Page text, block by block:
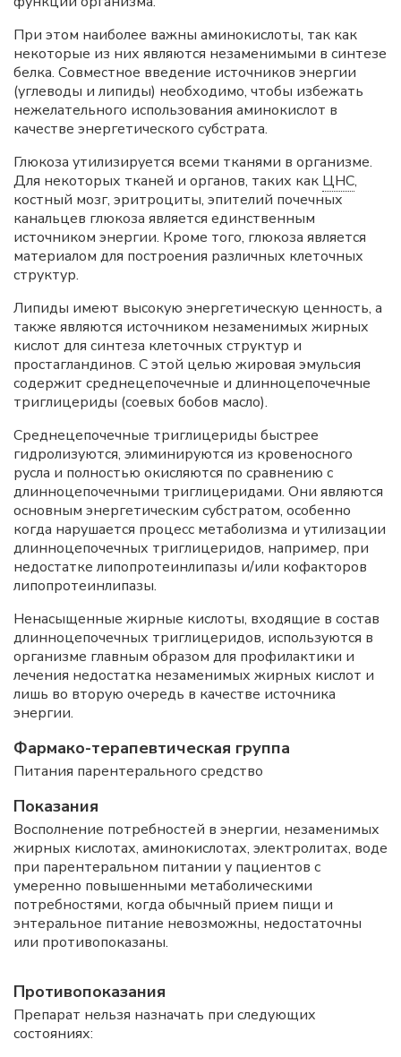
При этом наиболее важны аминокислоты, так как
некоторые из них являются незаменимыми в синтезе
белка. Совместное введение источников энергии
(углеводы и липиды) необходимо, чтобы избежать
нежелательного использования аминокислот в
качестве энергетического субстрата.
Глюкоза утилизируется всеми тканями в организме.
Для некоторых тканей и органов, таких как ЦНС,
костный мозг, эритроциты, эпителий почечных
канальцев глюкоза является единственным
источником энергии. Кроме того, глюкоза является
материалом для построения различных клеточных
структур.
Липиды имеют высокую энергетическую ценность, а
также являются источником незаменимых жирных
кислот для синтеза клеточных структур и
простагландинов. С этой целью жировая эмульсия
содержит среднецепочечные и длинноцепочечные
триглицериды (соевых бобов масло).
Среднецепочечные триглицериды быстрее
гидролизуются, элиминируются из кровеносного
русла и полностью окисляются по сравнению с
длинноцепочечными триглицеридами. Они являются
основным энергетическим субстратом, особенно
когда нарушается процесс метаболизма и утилизации
длинноцепочечных триглицеридов, например, при
недостатке липопротеинлипазы и/или кофакторов
липопротеинлипазы.
Ненасыщенные жирные кислоты, входящие в состав
длинноцепочечных триглицеридов, используются в
организме главным образом для профилактики и
лечения недостатка незаменимых жирных кислот и
лишь во вторую очередь в качестве источника
энергии.
Фармако-терапевтическая группа
Питания парентерального средство
Показания
Восполнение потребностей в энергии, незаменимых
жирных кислотах, аминокислотах, электролитах, воде
при парентеральном питании у пациентов с
умеренно повышенными метаболическими
потребностями, когда обычный прием пищи и
энтеральное питание невозможны, недостаточны
или противопоказаны.
Противопоказания
Препарат нельзя назначать при следующих
состояниях: